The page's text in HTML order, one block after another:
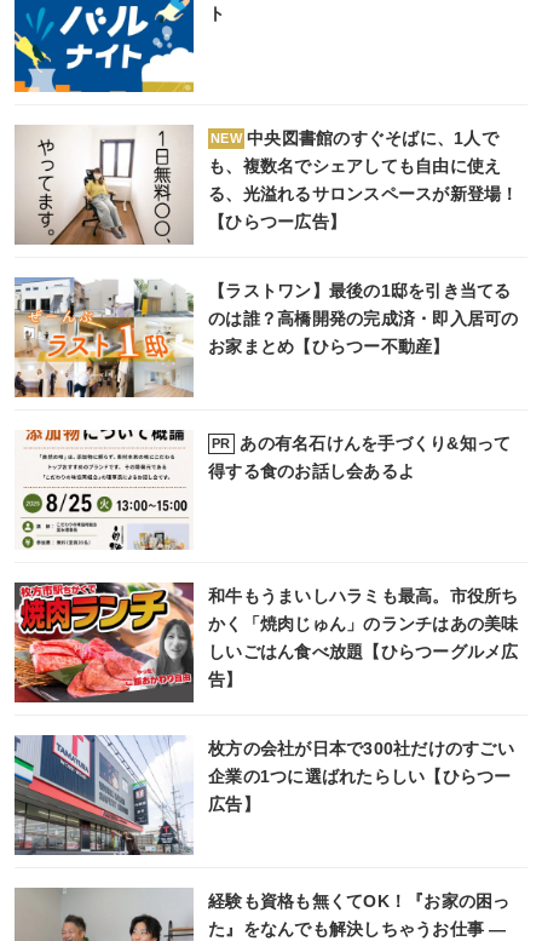
ト
NEW 中央図書館のすぐそばに、1人で
も、複数名でシェアしても自由に使え
る、光溢れるサロンスペースが新登場！
【ひらつー広告】
【ラストワン】最後の1邸を引き当てる
のは誰？高橋開発の完成済・即入居可の
お家まとめ【ひらつー不動産】
PR
あの有名石けんを手づくり&知って
得する食のお話し会あるよ
和牛もうまいしハラミも最高。市役所ち
かく「焼肉じゅん」のランチはあの美味
しいごはん食べ放題【ひらつーグルメ広
告】
枚方の会社が日本で300社だけのすごい
企業の1つに選ばれたらしい【ひらつー
広告】
経験も資格も無くてOK！『お家の困っ
た』をなんでも解決しちゃうお仕事 ―